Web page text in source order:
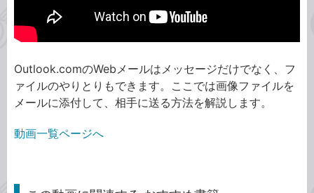
Outlook.comのWebメールはメッセージだけでなく、フ
ァイルのやりとりもできます。ここでは画像ファイルを
メールに添付して、相手に送る方法を解説します。
動画一覧ページへ